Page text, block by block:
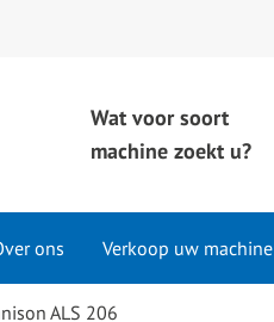
Wat voor soort
machine zoekt u?
ons Verkoop uw machine
ALS 206